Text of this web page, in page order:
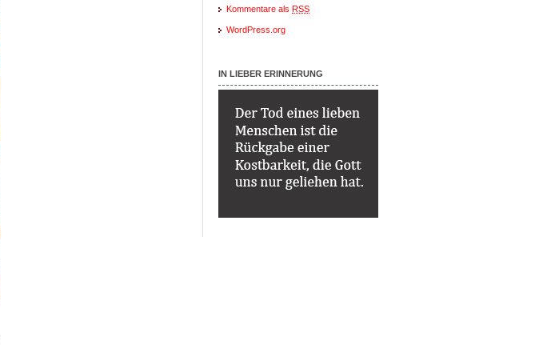
Kommentare als RSS
WordPress.org
IN LIEBER ERINNERUNG